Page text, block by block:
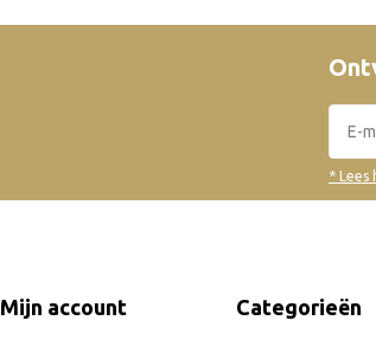
* Lees
Mijn account Categorieën